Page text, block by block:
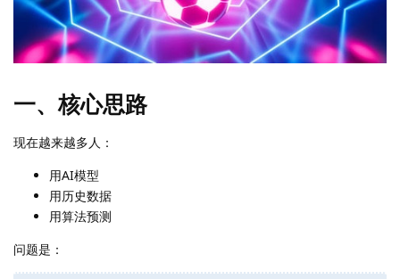
一、核心思路
现在越来越多人：
用AI模型
用历史数据
用算法预测
问题是：